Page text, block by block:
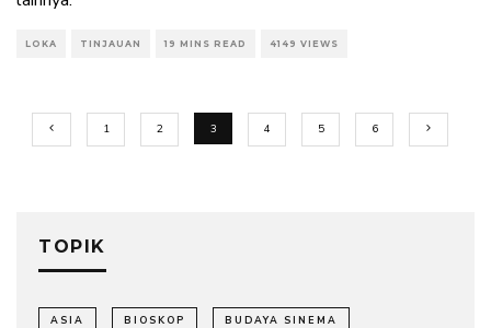
LOKA TINJAUAN 19 MINS READ 4149 VIEWS
1 2 3 4 5 6
TOPIK
ASIA BIOSKOP BUDAYA SINEMA